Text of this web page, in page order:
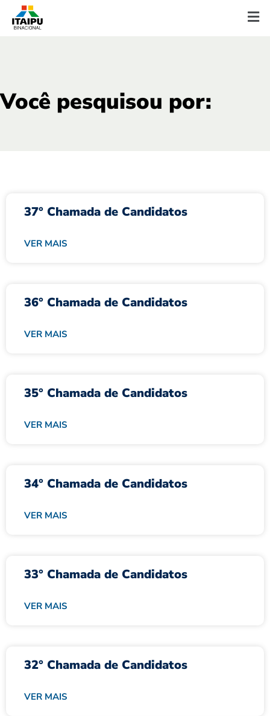
Você pesquisou por:
37° Chamada de Candidatos
VER MAIS
36° Chamada de Candidatos
VER MAIS
35° Chamada de Candidatos
VER MAIS
34° Chamada de Candidatos
VER MAIS
33° Chamada de Candidatos
VER MAIS
32° Chamada de Candidatos
VER MAIS